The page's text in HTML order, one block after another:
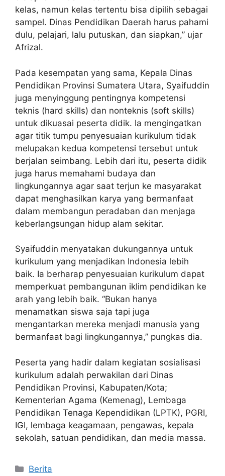
kelas, namun kelas tertentu bisa dipilih sebagai
sampel. Dinas Pendidikan Daerah harus pahami
dulu, pelajari, lalu putuskan, dan siapkan,” ujar
Afrizal.
Pada kesempatan yang sama, Kepala Dinas
Pendidikan Provinsi Sumatera Utara, Syaifuddin
juga menyinggung pentingnya kompetensi
teknis (hard skills) dan nonteknis (soft skills)
untuk dikuasai peserta didik. Ia mengingatkan
agar titik tumpu penyesuaian kurikulum tidak
melupakan kedua kompetensi tersebut untuk
berjalan seimbang. Lebih dari itu, peserta didik
juga harus memahami budaya dan
lingkungannya agar saat terjun ke masyarakat
dapat menghasilkan karya yang bermanfaat
dalam membangun peradaban dan menjaga
keberlangsungan hidup alam sekitar.
Syaifuddin menyatakan dukungannya untuk
kurikulum yang menjadikan Indonesia lebih
baik. Ia berharap penyesuaian kurikulum dapat
memperkuat pembangunan iklim pendidikan ke
arah yang lebih baik. “Bukan hanya
menamatkan siswa saja tapi juga
mengantarkan mereka menjadi manusia yang
bermanfaat bagi lingkungannya,” pungkas dia.
Peserta yang hadir dalam kegiatan sosialisasi
kurikulum adalah perwakilan dari Dinas
Pendidikan Provinsi, Kabupaten/Kota;
Kementerian Agama (Kemenag), Lembaga
Pendidikan Tenaga Kependidikan (LPTK), PGRI,
IGI, lembaga keagamaan, pengawas, kepala
sekolah, satuan pendidikan, dan media massa.
Categories
Berita